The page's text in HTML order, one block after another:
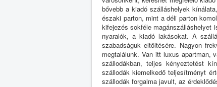
bővebb a kiadó szálláshelyek
északi parton, mint a déli parton
kifejezés sokféle magánszálláshelyet
nyaralók, a kiadó lakásokat. A
szabadságuk eltöltésére. Nagyon
megtalálunk. Van itt luxus apartman,
szállodákban, teljes kényeztetést
szállodák kiemelkedő teljesítményt
szállodák forgalma javult, az